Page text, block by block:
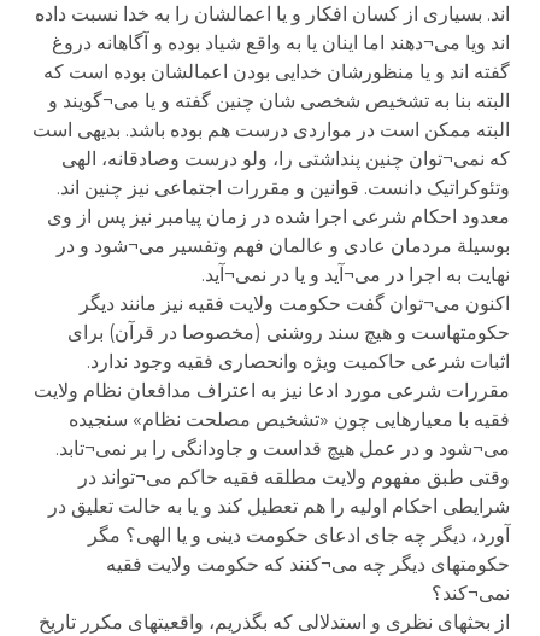
اند. بسیاری از کسان افکار و یا اعمالشان را به خدا نسبت داده
اند ویا می¬دهند اما اینان یا به واقع شیاد بوده و آگاهانه دروغ
گفته اند و یا منظورشان خدایی بودن اعمالشان بوده است که
البته بنا به تشخیص شخصی شان چنین گفته و یا می¬گویند و
البته ممکن است در مواردی درست هم بوده باشد. بدیهی است
که نمی¬توان چنین پنداشتی را، ولو درست وصادقانه، الهی
وتئوکراتیک دانست. قوانین و مقررات اجتماعی نیز چنین اند.
معدود احکام شرعی اجرا شده در زمان پیامبر نیز پس از وی
بوسیلة مردمان عادی و عالمان فهم وتفسیر می¬شود و در
نهایت به اجرا در می¬آید و یا در نمی¬آید.
اکنون می¬توان گفت حکومت ولایت فقیه نیز مانند دیگر
حکومتهاست و هیچ سند روشنی (مخصوصا در قرآن) برای
اثبات شرعی حاکمیت ویژه وانحصاری فقیه وجود ندارد.
مقررات شرعی مورد ادعا نیز به اعتراف مدافعان نظام ولایت
فقیه با معیارهایی چون «تشخیص مصلحت نظام» سنجیده
می¬شود و در عمل هیچ قداست و جاودانگی را بر نمی¬تابد.
وقتی طبق مفهوم ولایت مطلقه فقیه حاکم می¬تواند در
شرایطی احکام اولیه را هم تعطیل کند و یا به حالت تعلیق در
آورد، دیگر چه جای ادعای حکومت دینی و یا الهی؟ مگر
حکومتهای دیگر چه می¬کنند که حکومت ولایت فقیه
نمی¬کند؟
از بحثهای نظری و استدلالی که بگذریم، واقعیتهای مکرر تاریخ